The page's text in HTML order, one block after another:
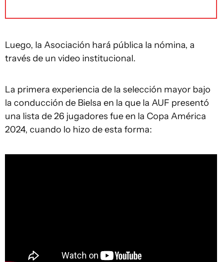
Luego, la Asociación hará pública la nómina, a
través de un video institucional.
La primera experiencia de la selección mayor bajo
la conducción de Bielsa en la que la AUF presentó
una lista de 26 jugadores fue en la Copa América
2024, cuando lo hizo de esta forma: